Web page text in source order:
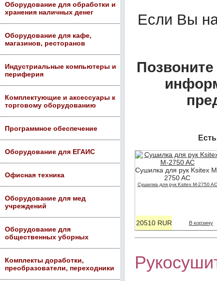
Оборудование для обработки и
хранения наличных денег
Оборудование для кафе,
магазинов, ресторанов
Индустриальные компьютеры и
периферия
Комплектующие и аксессуары к
торговому оборудованию
Программное обеспечение
Оборудование для ЕГАИС
Офисная техника
Оборудование для мед
учреждений
Оборудование для
общественных уборных
Комплекты доработки,
преобразователи, переходники
Если Вы
Сушилка для рук Ksitex
2750 AС
Сушилка для рук Ksitex M-2750 AС
20510 RUR В корзину